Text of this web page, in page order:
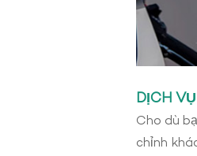
DỊCH
Cho dù
chỉnh